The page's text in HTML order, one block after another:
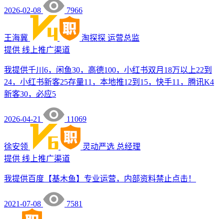
2026-02-08 7966
王海冀 淘探探 运营总监
提供 线上推广渠道
我提供千川6，闲鱼30，高德100，小红书双月18万以上22到
24，小红书新客25存量11，本地推12到15，快手11，腾讯K4
新客30，必应5
2026-04-21 11069
徐安领 灵动严选 总经理
提供 线上推广渠道
我提供百度【基木鱼】专业运营，内部资料禁止点击！
2021-07-08 7581